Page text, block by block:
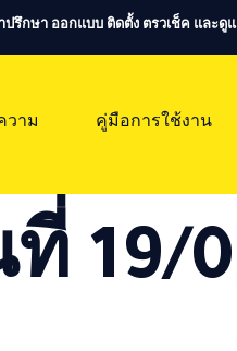
ปรึกษา ออกแบบ ติดตั้ง ตรวเช็ค และ
วาม
คู่มือการใช้งาน
19/